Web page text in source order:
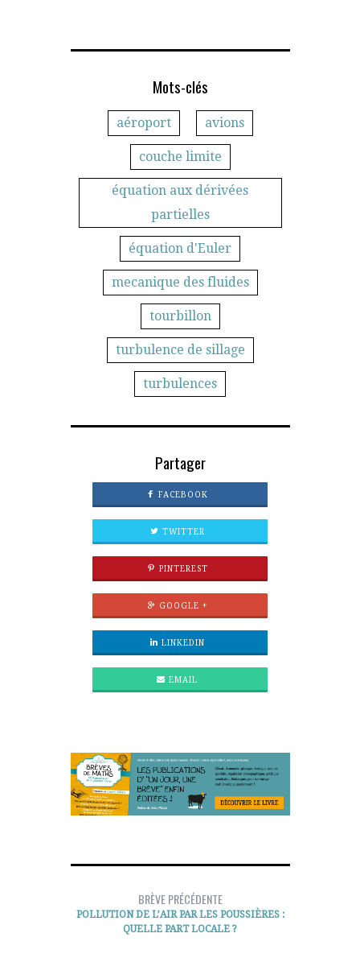
Mots-clés
aéroport avions
couche limite
équation aux dérivées
partielles
équation d'Euler
mecanique des fluides
tourbillon
turbulence de sillage
turbulences
Partager
FACEBOOK
TWITTER
PINTEREST
GOOGLE +
LINKEDIN
EMAIL
BRÈVE PRÉCÉDENTE
POLLUTION DE L’AIR PAR LES POUSSIÈRES :
QUELLE PART LOCALE ?